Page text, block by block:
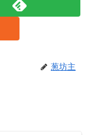
葱坊主